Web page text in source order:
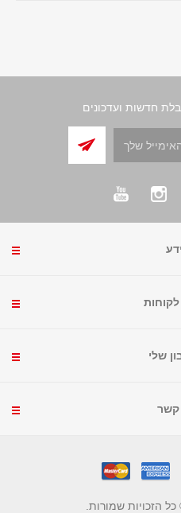
חדשות ועדכונים
שלי
קשר